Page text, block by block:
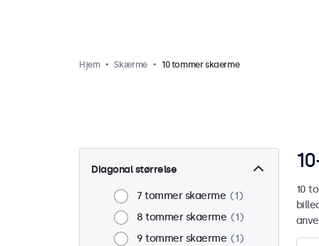
Hjem Skærme 10 tommer skaerme
Diagonal størrelse
7 tommer skaerme
1
8 tommer skaerme
1
9 tommer skaerme
1
10